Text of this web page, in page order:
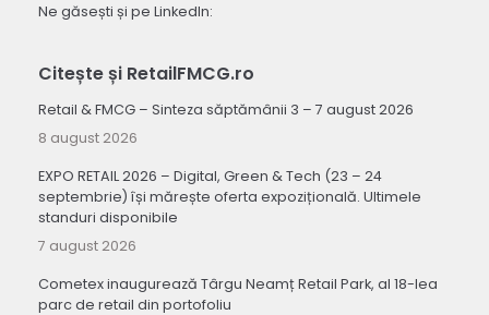
Ne găsești și pe LinkedIn:
Citește și RetailFMCG.ro
Retail & FMCG – Sinteza săptămânii 3 – 7 august 2026
8 august 2026
EXPO RETAIL 2026 – Digital, Green & Tech (23 – 24
septembrie) își mărește oferta expozițională. Ultimele
standuri disponibile
7 august 2026
Cometex inaugurează Târgu Neamț Retail Park, al 18-lea
parc de retail din portofoliu